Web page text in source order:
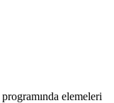
programında elemeleri